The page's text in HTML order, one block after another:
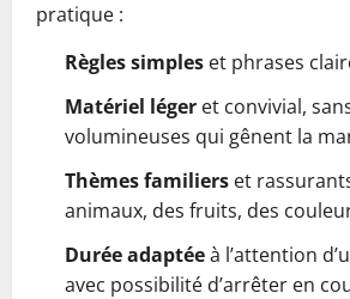
pratique :
Règles simples et phrases
Matériel léger et convivial,
volumineuses qui gênent la
Thèmes familiers et
animaux, des fruits, des
Durée adaptéeà l’attention
avec possibilité d’arrêter en